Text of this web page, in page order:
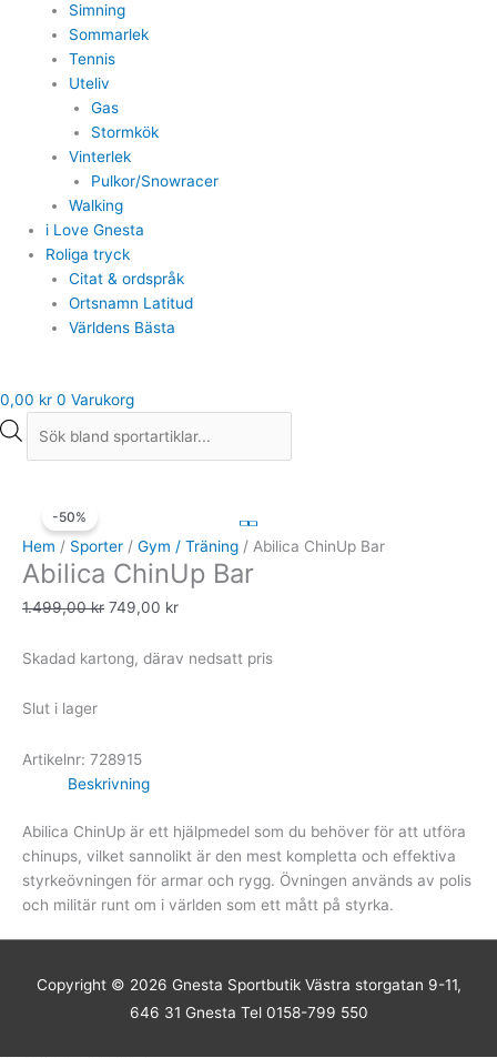
Simning
Sommarlek
Tennis
Uteliv
Gas
Stormkök
Vinterlek
Pulkor/Snowracer
Walking
i Love Gnesta
Roliga tryck
Citat & ordspråk
Ortsnamn Latitud
Världens Bästa
0,00 kr 0 Varukorg
-50%
Hem / Sporter / Gym / Träning / Abilica ChinUp Bar
Abilica ChinUp Bar
1.499,00kr
priset
var:
1.499,00 kr.
749,00 kr
nuvarande
priset
är:
749,00 kr.
Skadad kartong, därav nedsatt pris
Slut i lager
Artikelnr: 728915
Beskrivning
Abilica ChinUp är ett hjälpmedel som du behöver för att utföra
chinups, vilket sannolikt är den mest kompletta och effektiva
styrkeövningen för armar och rygg. Övningen används av polis
och militär runt om i världen som ett mått på styrka.
Copyright © 2026 Gnesta SportbutikVästra storgatan 9-11,
646 31 Gnesta Tel 0158-799 550